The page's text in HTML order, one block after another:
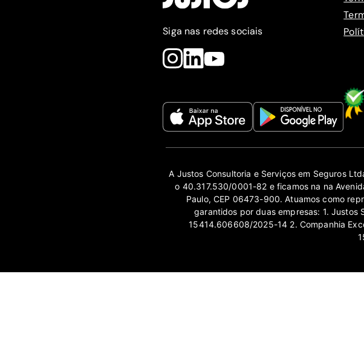
Siga nas redes sociais
A Justos Consultoria e Serviços em Seguros
o 40.317.530/0001-82 e ficamos na na
Paulo, CEP 06473-900. Atuamos como
garantidos por duas empresas: 1. Justos
15414.606608/2025-14 2. Companhia